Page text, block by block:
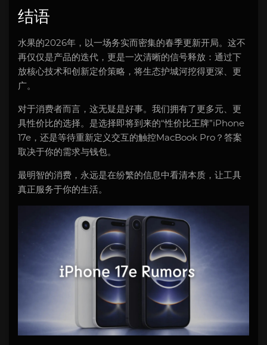
结语
水果的2026年，以一场务实而密集的春季更新开局。这不
再仅仅是产品的迭代，更是一次清晰的信号释放：通过下
放核心技术和创新定价策略，将生态护城河挖得更深、更
广。
对于消费者而言，这无疑是好事。我们拥有了更多元、更
具性价比的选择。是选择即将到来的“性价比王牌”iPhone
17e，还是等待重新定义交互的触控MacBook Pro？答案
取决于你的需求与钱包。
最明智的消费，永远是在纷繁的信息中看清本质，让工具
真正服务于你的生活。